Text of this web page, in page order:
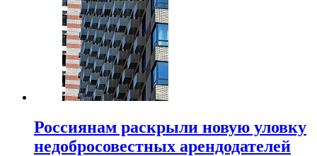
Россиянам раскрыли новую уловку
недобросовестных арендодателей